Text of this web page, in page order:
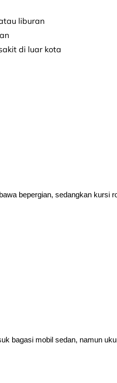
liburan
di luar kota
bepergian, sedangkan
bagasi mobil sedan, namun